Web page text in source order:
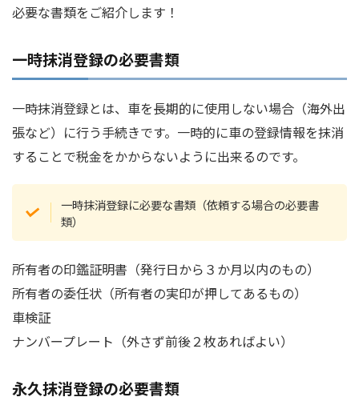
必要な書類をご紹介します！
一時抹消登録の必要書類
一時抹消登録とは、車を長期的に使用しない場合（海外出
張など）に行う手続きです。一時的に車の登録情報を抹消
することで税金をかからないように出来るのです。
一時抹消登録に必要な書類（依頼する場合の必要書
類）
所有者の印鑑証明書（発行日から３か月以内のもの）
所有者の委任状（所有者の実印が押してあるもの）
車検証
ナンバープレート（外さず前後２枚あればよい）
永久抹消登録の必要書類